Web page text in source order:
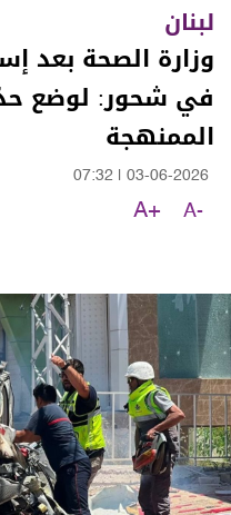
لبنان
وزارة الصحة بعد
في شحور: لوضع
الممنهجة
03-06-2026
07:32
A-
A+